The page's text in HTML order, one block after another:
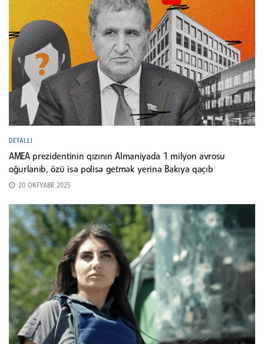
DETALLI
AMEA prezidentinin qızının Almaniyada 1 milyon avrosu
oğurlanıb, özü isə polisə getmək yerinə Bakıya qaçıb
20 OKTYABR 2025